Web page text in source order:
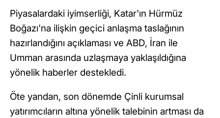
Piyasalardaki iyimserliği, Katar'ın Hürmüz
Boğazı'na ilişkin geçici anlaşma taslağının
hazırlandığını açıklaması ve ABD, İran ile
Umman arasında uzlaşmaya yaklaşıldığına
yönelik haberler destekledi.
Öte yandan, son dönemde Çinli kurumsal
yatırımcıların altına yönelik talebinin artması da